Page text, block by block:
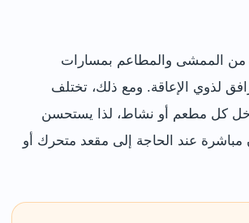
من الممشى والمطاعم بمسارات
لذوي الإعاقة. ومع ذلك، تختلف
كل مطعم أو نشاط، لذا يستحسن
مباشرة عند الحاجة إلى مقعد متحرك أو